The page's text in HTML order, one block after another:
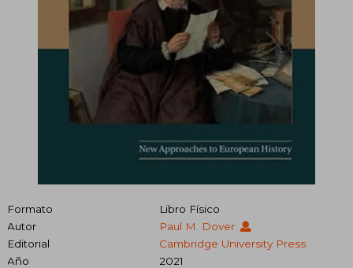
Formato
Libro Físico
Autor
Paul M. Dover
Editorial
Cambridge University Press
Año
2021